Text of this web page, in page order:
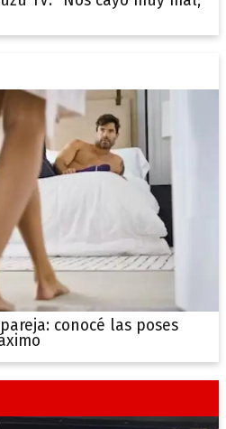
conocé las poses